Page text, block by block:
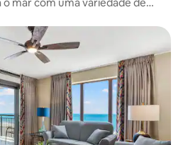
mar com uma variedade de